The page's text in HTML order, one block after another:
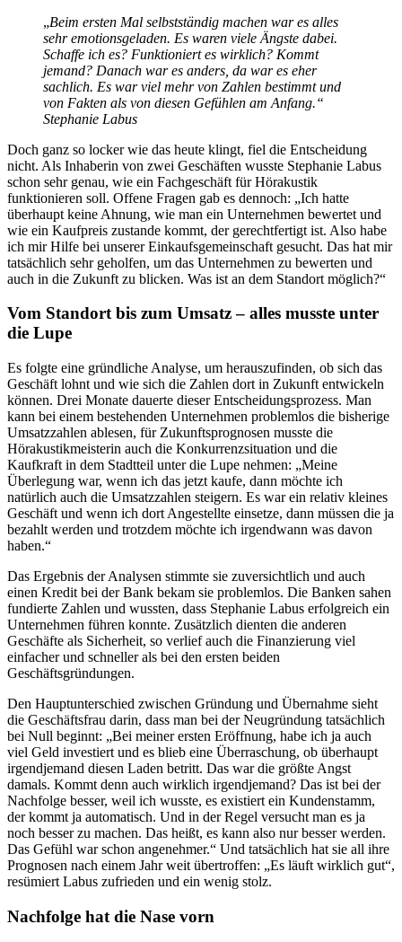
„Beim ersten Mal selbstständig machen war es alles
sehr emotionsgeladen. Es waren viele Ängste dabei.
Schaffe ich es? Funktioniert es wirklich? Kommt
jemand? Danach war es anders, da war es eher
sachlich. Es war viel mehr von Zahlen bestimmt und
von Fakten als von diesen Gefühlen am Anfang.“
Stephanie Labus
Doch ganz so locker wie das heute klingt, fiel die Entscheidung
nicht. Als Inhaberin von zwei Geschäften wusste Stephanie Labus
schon sehr genau, wie ein Fachgeschäft für Hörakustik
funktionieren soll. Offene Fragen gab es dennoch: „Ich hatte
überhaupt keine Ahnung, wie man ein Unternehmen bewertet und
wie ein Kaufpreis zustande kommt, der gerechtfertigt ist. Also habe
ich mir Hilfe bei unserer Einkaufsgemeinschaft gesucht. Das hat mir
tatsächlich sehr geholfen, um das Unternehmen zu bewerten und
auch in die Zukunft zu blicken. Was ist an dem Standort möglich?“
Vom Standort bis zum Umsatz – alles musste unter
die Lupe
Es folgte eine gründliche Analyse, um herauszufinden, ob sich das
Geschäft lohnt und wie sich die Zahlen dort in Zukunft entwickeln
können. Drei Monate dauerte dieser Entscheidungsprozess. Man
kann bei einem bestehenden Unternehmen problemlos die bisherige
Umsatzzahlen ablesen, für Zukunftsprognosen musste die
Hörakustikmeisterin auch die Konkurrenzsituation und die
Kaufkraft in dem Stadtteil unter die Lupe nehmen: „Meine
Überlegung war, wenn ich das jetzt kaufe, dann möchte ich
natürlich auch die Umsatzzahlen steigern. Es war ein relativ kleines
Geschäft und wenn ich dort Angestellte einsetze, dann müssen die ja
bezahlt werden und trotzdem möchte ich irgendwann was davon
haben.“
Das Ergebnis der Analysen stimmte sie zuversichtlich und auch
einen Kredit bei der Bank bekam sie problemlos. Die Banken sahen
fundierte Zahlen und wussten, dass Stephanie Labus erfolgreich ein
Unternehmen führen konnte. Zusätzlich dienten die anderen
Geschäfte als Sicherheit, so verlief auch die Finanzierung viel
einfacher und schneller als bei den ersten beiden
Geschäftsgründungen.
Den Hauptunterschied zwischen Gründung und Übernahme sieht
die Geschäftsfrau darin, dass man bei der Neugründung tatsächlich
bei Null beginnt: „Bei meiner ersten Eröffnung, habe ich ja auch
viel Geld investiert und es blieb eine Überraschung, ob überhaupt
irgendjemand diesen Laden betritt. Das war die größte Angst
damals. Kommt denn auch wirklich irgendjemand? Das ist bei der
Nachfolge besser, weil ich wusste, es existiert ein Kundenstamm,
der kommt ja automatisch. Und in der Regel versucht man es ja
noch besser zu machen. Das heißt, es kann also nur besser werden.
Das Gefühl war schon angenehmer.“ Und tatsächlich hat sie all ihre
Prognosen nach einem Jahr weit übertroffen: „Es läuft wirklich gut“,
resümiert Labus zufrieden und ein wenig stolz.
Nachfolge hat die Nase vorn